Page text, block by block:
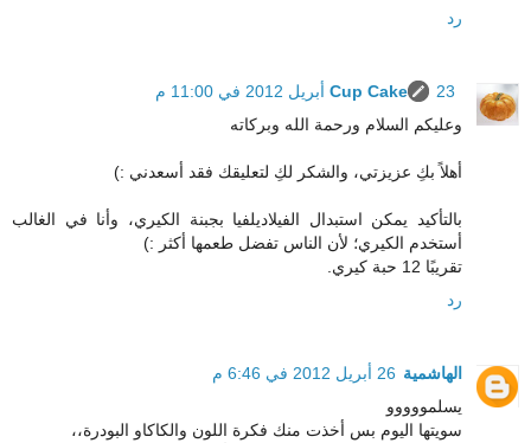
رد
Cup Cake
23 أبريل 2012 في 11:00 م
وعليكم السلام ورحمة الله وبركاته
أهلاً بكِ عزيزتي، والشكر لكِ لتعليقك فقد أسعدني :)
بالتأكيد يمكن استبدال الفيلاديلفيا بجبنة الكيري، وأنا في الغالب
أستخدم الكيري؛ لأن الناس تفضل طعمها أكثر :)
تقريبًا 12 حبة كيري.
رد
الهاشمية 26 أبريل 2012 في 6:46 م
يسلمووووو
سويتها اليوم بس أخذت منك فكرة اللون والكاكاو البودرة،،